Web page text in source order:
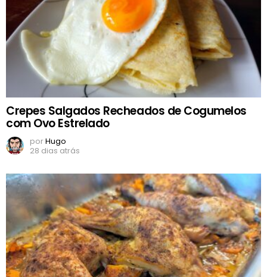
Crepes Salgados Recheados de Cogumelos
com Ovo Estrelado
porHugo
28 dias atrás